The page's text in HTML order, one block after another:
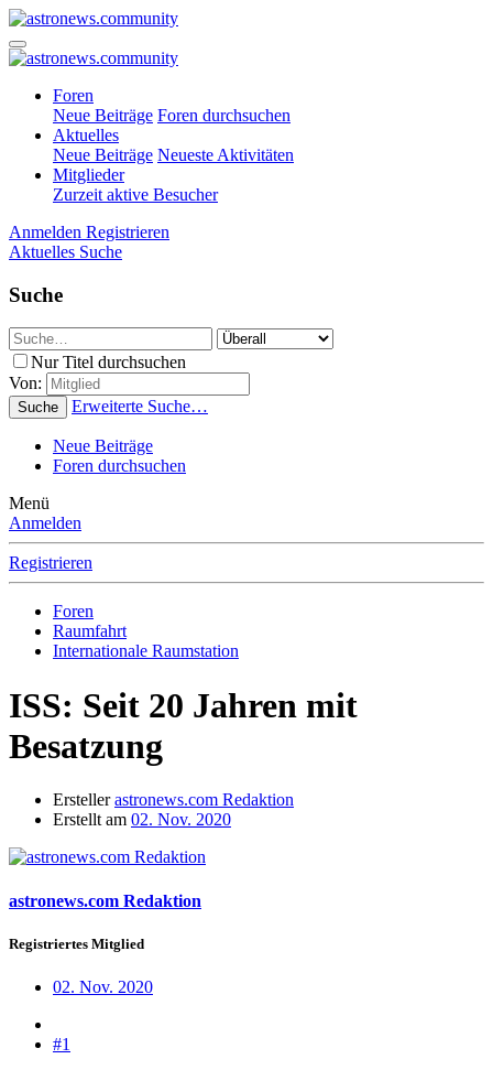
Foren
Neue Beiträge Foren durchsuchen
Aktuelles
Neue Beiträge Neueste Aktivitäten
Mitglieder
Zurzeit aktive Besucher
Anmelden Registrieren
Aktuelles Suche
Suche
Nur Titel durchsuchen
Von:
Suche Erweiterte Suche…
Neue Beiträge
Foren durchsuchen
Menü
Anmelden
Registrieren
Foren
Raumfahrt
Internationale Raumstation
ISS: Seit 20 Jahren mit
Besatzung
Ersteller astronews.com Redaktion
Erstellt am 02. Nov. 2020
astronews.com Redaktion
Registriertes Mitglied
02. Nov. 2020
#1